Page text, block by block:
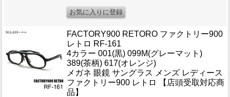
FACTORY900 RETORO ファクトリー900
レトロ RF-161
4カラー 001(黒) 099M(グレーマット)
389(茶柄) 617(オレンジ)
メガネ 眼鏡 サングラス メンズ レディース
ファクトリー900 レトロ 【店頭受取対応商
品】